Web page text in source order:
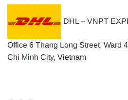
DHL – VNPT
Office 6 Thang Long Street, Ward
Chi Minh City, Vietnam